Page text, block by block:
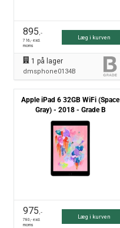
895,-
716,- excl.
moms
Læg i kurven
1 på lager
dmsphone0134B
Apple iPad 6 32GB WiFi (Space
Gray) - 2018 - Grade B
975,-
780,- excl.
moms
Læg i kurven